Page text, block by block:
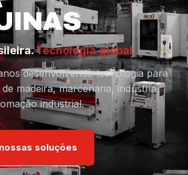
Tecnologia global.
desenvolvendo tecnologia para
madeira, marcenaria, indústria
industrial.
soluções